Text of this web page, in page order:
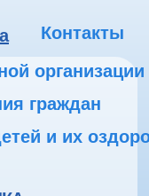
Контакты
организации
граждан
и их